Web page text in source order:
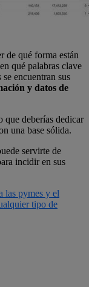
de qué forma están
qué palabras clave
encuentran sus
y datos de
que deberías dedicar
una base sólida.
servirte de
incidir en sus
las pymes y el
tipo de